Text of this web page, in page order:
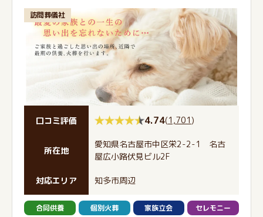
訪問葬儀社
口コミ評価 4.74(1,701)
所在地
愛知県名古屋市中区栄2-2-1 名古
屋広小路伏見ビル2F
対応エリア 知多市周辺
合同供養 個別火葬 家族立会 セレモニー